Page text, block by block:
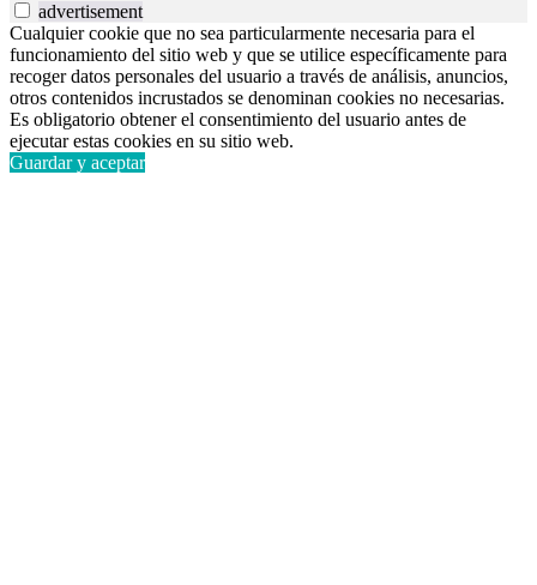
advertisement
Cualquier cookie que no sea particularmente necesaria para el
funcionamiento del sitio web y que se utilice específicamente para
recoger datos personales del usuario a través de análisis, anuncios,
otros contenidos incrustados se denominan cookies no necesarias.
Es obligatorio obtener el consentimiento del usuario antes de
ejecutar estas cookies en su sitio web.
Guardar y aceptar